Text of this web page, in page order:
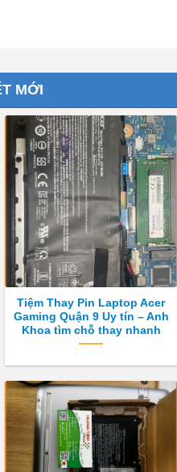
MỚI
Tiệm Thay Pin Laptop Acer
Gaming Quận 9 Uy tín – Anh
Khoa tìm chỗ thay nhanh